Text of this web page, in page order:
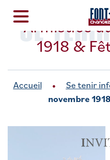
SE
Armistice
1918 &
Accueil Se tenir
novembre